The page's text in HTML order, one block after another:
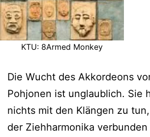
KTU: 8Armed Monkey
Die Wucht des Akkordeons
Pohjonen ist unglaublich. Sie
nichts mit den Klängen zu
der Ziehharmonika